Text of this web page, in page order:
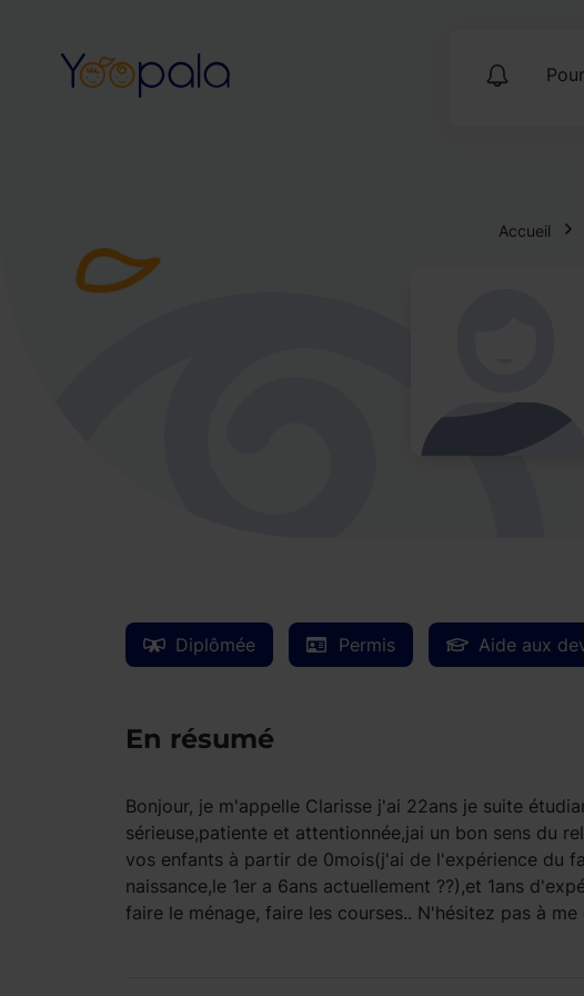
Accueil
Diplômée Permis Aide aux
En résumé
Bonjour, je m'appelle Clarisse j'ai 22ans je suite
sérieuse,patiente et attentionnée,jai un bon sens du
vos enfants à partir de 0mois(j'ai de l'expérience du
naissance,le 1er a 6ans actuellement ??),et 1ans
faire le ménage, faire les courses.. N'hésitez pas à